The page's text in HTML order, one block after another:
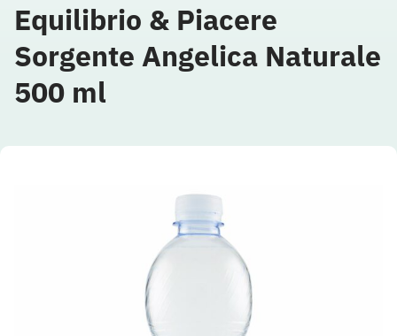
Equilibrio & Piacere
Sorgente Angelica Naturale
500 ml